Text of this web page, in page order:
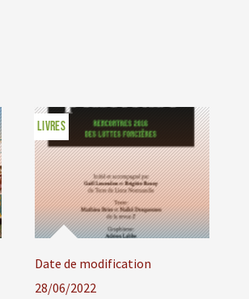
Date de modification
28/06/2022
LIVRES